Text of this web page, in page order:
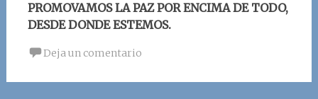
PROMOVAMOS LA PAZ POR ENCIMA DE TODO,
DESDE DONDE ESTEMOS.
Deja un comentario